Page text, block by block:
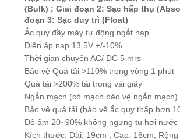
(Bulk) ; Giai đoạn 2: Sạc hấp thụ
đoạn 3: Sạc duy trì (Float)
Ắc quy đầy máy tự động ngắt nạp
Điện áp nạp 13.5V +/-10% .
Thời gian chuyển AC/ DC 5 mrs
Bảo vệ Quá tải >110% trong vòng 1 phút
Quá tải >200% tải trong vài giây
Ngắn mạch (có mạch bảo vệ ngắn mạch)
Bảo vệ quá tải (bảo vệ ắc quy
thấp hơn
Độ ẩm 20~90% không ngưng tụ hơi nước
Kích thước: Dài: 19cm , Cao: 16cm, Rộng